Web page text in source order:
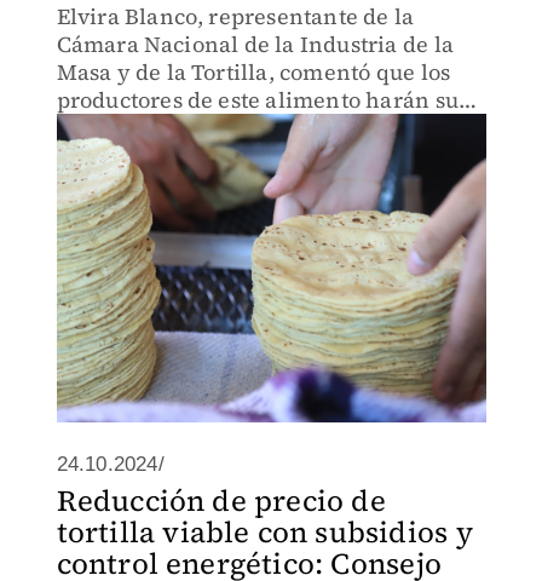
Elvira Blanco, representante de la
Cámara Nacional de la Industria de la
Masa y de la Tortilla, comentó que los
productores de este alimento harán su
mayor esfuerzo para evitar un
incremento.
24.10.2024/
Reducción de precio de
tortilla viable con subsidios y
control energético: Consejo